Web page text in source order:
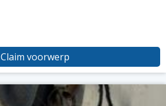
Claim voorwerp